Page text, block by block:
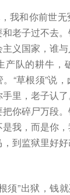
我和你前世
老子过不去
义国家，谁
产队的耕牛，
“草根须”说
里，老子认
你碎尸万段
我，而是你
到监狱里好
须”出狱，钱